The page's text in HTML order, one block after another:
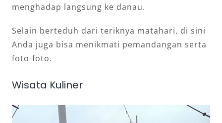
menghadap langsung ke danau.
Selain berteduh dari teriknya matahari, di sini
Anda juga bisa menikmati pemandangan serta
foto-foto.
Wisata Kuliner